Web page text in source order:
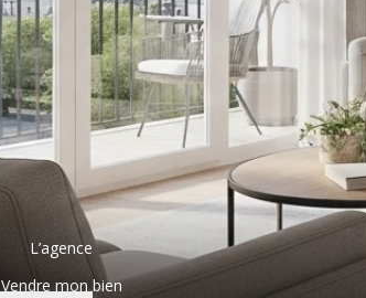
L’agence
Vendre mon bien